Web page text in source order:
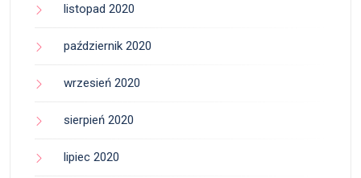
listopad 2020
październik 2020
wrzesień 2020
sierpień 2020
lipiec 2020